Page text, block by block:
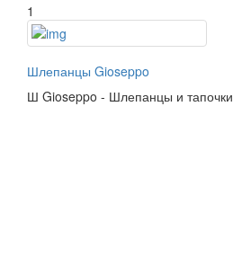
1
Шлепанцы Gioseppo
Ш Gioseppo - Шлепанцы и тапочки